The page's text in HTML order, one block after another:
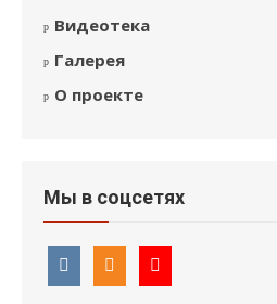
Видеотека
Галерея
О проекте
Мы в соцсетях